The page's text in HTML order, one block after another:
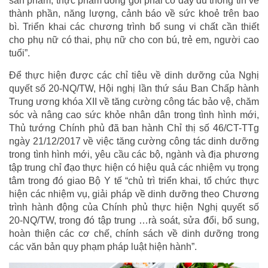
thành phần, năng lượng, cảnh báo về sức khoẻ trên bao
bì. Triển khai các chương trình bổ sung vi chất cần thiết
cho phụ nữ có thai, phụ nữ cho con bú, trẻ em, người cao
tuổi”.
Để thực hiện được các chỉ tiêu về dinh dưỡng của Nghị
quyết số 20-NQ/TW, Hội nghị lần thứ sáu Ban Chấp hành
Trung ương khóa XII về tăng cường công tác bảo vệ, chăm
sóc và nâng cao sức khỏe nhân dân trong tình hình mới,
Thủ tướng Chính phủ đã ban hành Chỉ thị số 46/CT-TTg
ngày 21/12/2017 về việc tăng cường công tác dinh dưỡng
trong tình hình mới, yêu cầu các bộ, ngành và địa phương
tập trung chỉ đạo thực hiện có hiệu quả các nhiệm vụ trọng
tâm trong đó giao Bộ Y tế “chủ trì triển khai, tổ chức thực
hiện các nhiệm vụ, giải pháp về dinh dưỡng theo Chương
trình hành động của Chính phủ thực hiện Nghị quyết số
20-NQ/TW, trong đó tập trung …rà soát, sửa đổi, bổ sung,
hoàn thiện các cơ chế, chính sách về dinh dưỡng trong
các văn bản quy phạm pháp luật hiện hành”.